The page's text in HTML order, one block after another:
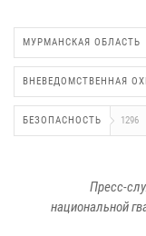
МУРМАНСКАЯ ОБЛАСТЬ
ВНЕВЕДОМСТВЕННАЯ
БЕЗОПАСНОСТЬ 1296
Пресс-
национальной